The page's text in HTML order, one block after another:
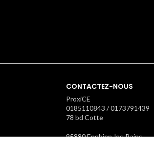
CONTACTEZ-NOUS
ProxiCE
0185110843 / 0173791439
78 bd Cotte
95880 Enghien-les-Bains